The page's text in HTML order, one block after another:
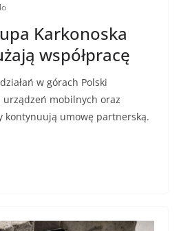
Karkonoska
współpracę
w górach Polski
mobilnych oraz
kontynuują umowę partnerską.